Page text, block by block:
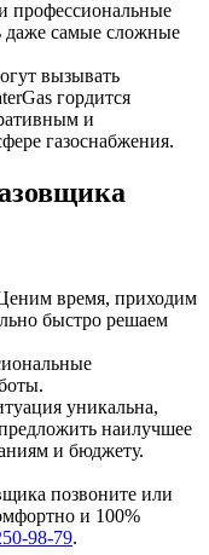
профессиональные
даже самые сложные
вызывать
гордится
и
газоснабжения.
время, приходим
быстро решаем
уникальна,
наилучшее
и бюджету.
позвоните или
и 100%
98-79.